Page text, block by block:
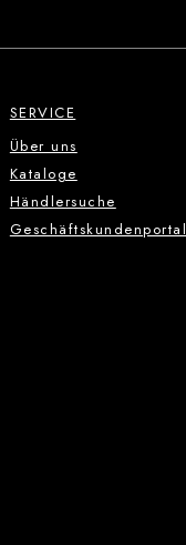
SERVICE
Über uns
Kataloge
Händlersuche
Geschäftskundenportal